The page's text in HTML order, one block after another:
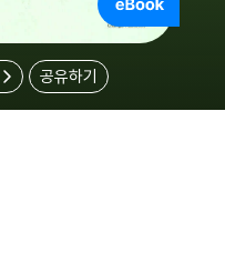
공유하기